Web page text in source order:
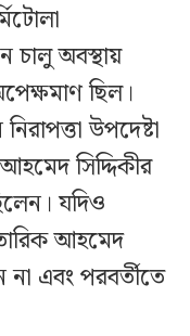
চালু অবস্থায়
ছিল।
উপদেষ্টা
সিদ্দিকীর
যদিও
আহমেদ
না এবং পরবর্তীতে